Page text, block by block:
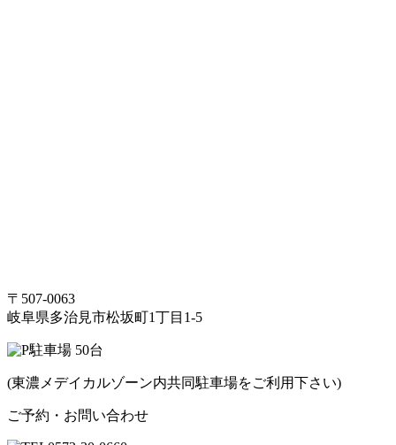
〒507-0063
岐阜県多治見市松坂町1丁目1-5
駐車場 50台
(東濃メデイカルゾーン内共同駐車場をご利用下さい)
ご予約・お問い合わせ